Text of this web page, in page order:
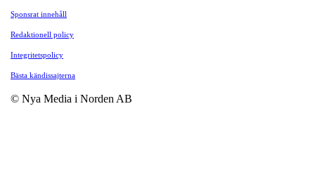
Sponsrat innehåll
Redaktionell policy
Integritetspolicy
Bästa kändissajterna
© Nya Media i Norden AB